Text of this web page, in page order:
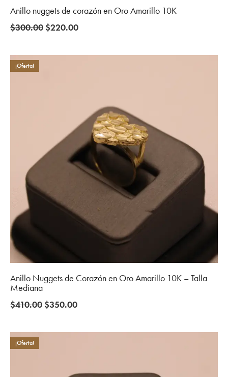
Anillo nuggets de corazón en Oro Amarillo 10K
$300.00 Original
was:
$220.00Current
is:
¡Oferta!
Anillo Nuggets de Corazón en Oro Amarillo 10K – Talla
Mediana
$410.00 Original
was:
$350.00Current
is:
¡Oferta!